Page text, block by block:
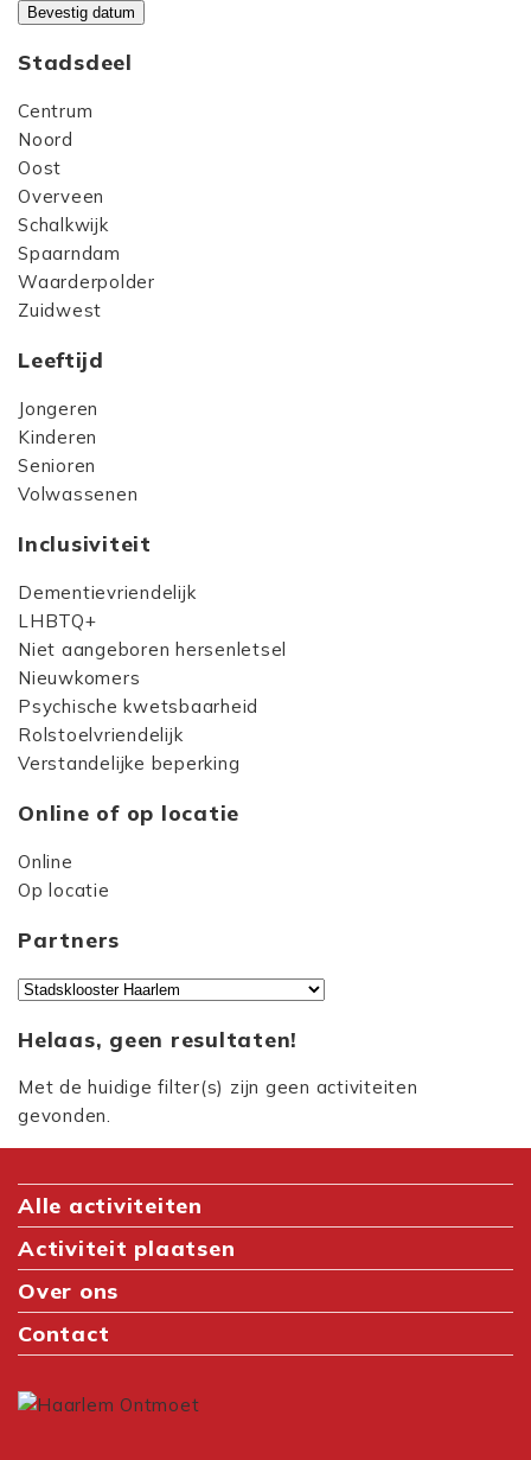
Bevestig datum
Stadsdeel
Centrum
Noord
Oost
Overveen
Schalkwijk
Spaarndam
Waarderpolder
Zuidwest
Leeftijd
Jongeren
Kinderen
Senioren
Volwassenen
Inclusiviteit
Dementievriendelijk
LHBTQ+
Niet aangeboren hersenletsel
Nieuwkomers
Psychische kwetsbaarheid
Rolstoelvriendelijk
Verstandelijke beperking
Online of op locatie
Online
Op locatie
Partners
Helaas, geen resultaten!
Met de huidige filter(s) zijn geen activiteiten
gevonden.
Alle activiteiten
Activiteit plaatsen
Over ons
Contact